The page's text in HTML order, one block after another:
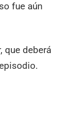
fue aún
que deberá